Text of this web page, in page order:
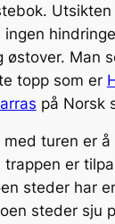
østover. Man
topp som er
på Norsk
turen er
er
steder har
steder sju